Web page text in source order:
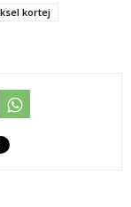
kortej